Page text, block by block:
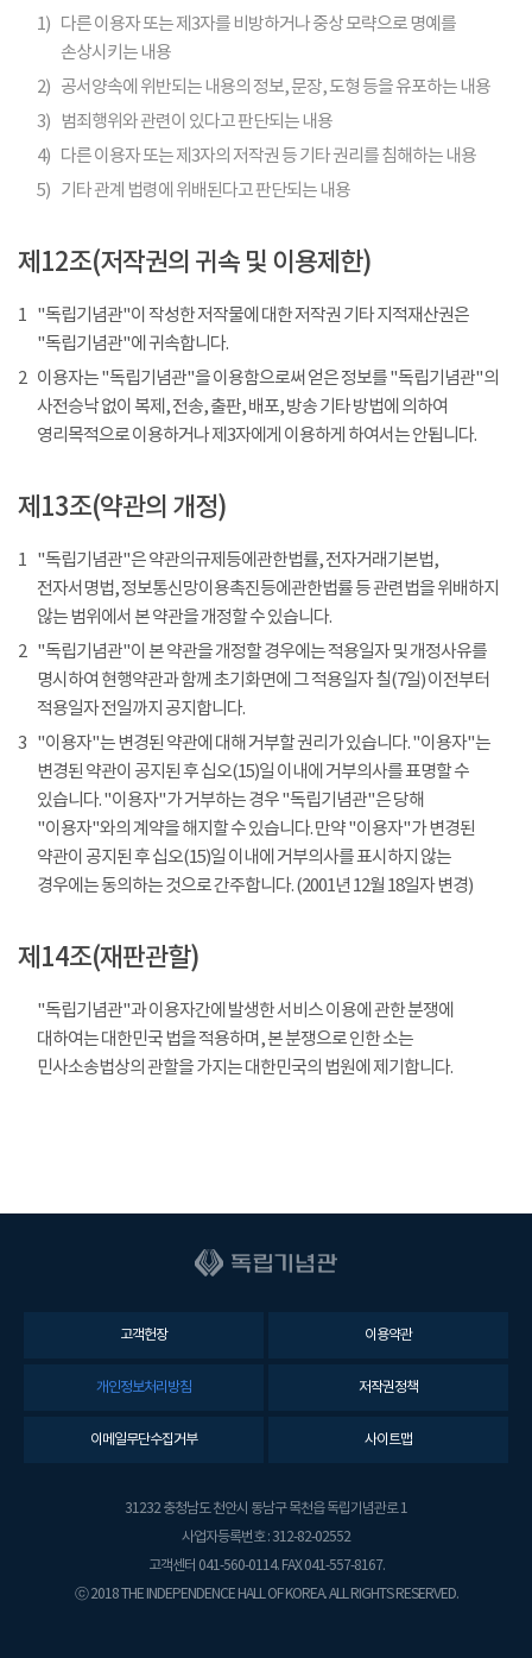
1) 다른 이용자 또는 제3자를 비방하거나 중상 모략으로 명예를
손상시키는 내용
2) 공서양속에 위반되는 내용의 정보, 문장, 도형 등을 유포하는 내용
3)
범죄행위와 관련이 있다고 판단되는 내용
4) 다른 이용자 또는 제3자의 저작권 등 기타 권리를 침해하는 내용
5) 기타 관계 법령에 위배된다고 판단되는 내용
제12조(저작권의 귀속 및 이용제한)
1 "독립기념관"이 작성한 저작물에 대한 저작권 기타 지적재산권은
"독립기념관"에 귀속합니다.
2 이용자는 "독립기념관"을 이용함으로써 얻은 정보를 "독립기념관"의
사전승낙 없이 복제, 전송, 출판, 배포, 방송 기타 방법에 의하여
영리목적으로 이용하거나 제3자에게 이용하게 하여서는 안됩니다.
제13조(약관의 개정)
1 "독립기념관"은 약관의규제등에관한법률, 전자거래기본법,
전자서명법, 정보통신망이용촉진등에관한법률 등 관련법을 위배하지
않는 범위에서 본 약관을 개정할 수 있습니다.
2 "독립기념관"이 본 약관을 개정할 경우에는 적용일자 및 개정사유를
명시하여 현행약관과 함께 초기화면에 그 적용일자 칠(7일) 이전부터
적용일자 전일까지 공지합니다.
3 "이용자"는 변경된 약관에 대해 거부할 권리가 있습니다. "이용자"는
변경된 약관이 공지된 후 십오(15)일 이내에 거부의사를 표명할 수
있습니다. "이용자"가 거부하는 경우 "독립기념관"은 당해
"이용자"와의 계약을 해지할 수 있습니다. 만약 "이용자"가 변경된
약관이 공지된 후 십오(15)일 이내에 거부의사를 표시하지 않는
경우에는 동의하는 것으로 간주합니다. (2001년 12월 18일자 변경)
제14조(재판관할)
"독립기념관"과 이용자간에 발생한 서비스 이용에 관한 분쟁에
대하여는 대한민국 법을 적용하며, 본 분쟁으로 인한 소는
민사소송법상의 관할을 가지는 대한민국의 법원에 제기합니다.
고객헌장 이용약관
개인정보처리방침 저작권정책
이메일무단수집거부 사이트맵
31232 충청남도 천안시 동남구 목천읍 독립기념관로 1
사업자등록번호 : 312-82-02552
고객센터 041-560-0114. FAX 041-557-8167.
ⓒ 2018 THE INDEPENDENCE HALL OF KOREA. ALL RIGHTS RESERVED.